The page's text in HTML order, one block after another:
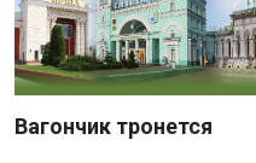
Вагончик тронется